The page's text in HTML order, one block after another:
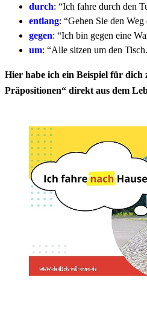
durch: “Ich fahre durch den
entlang: “Gehen Sie den Weg
gegen: “Ich bin gegen eine
um: “Alle sitzen um den
Hier habe ich ein Beispiel für dich
Präpositionen“ direkt aus dem